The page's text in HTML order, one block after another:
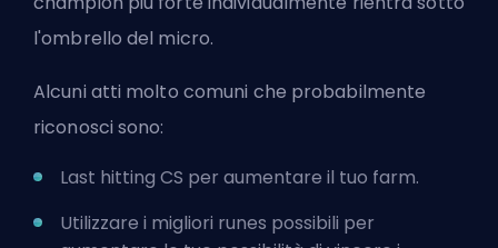
l'ombrello del micro.
Alcuni atti molto comuni che probabilmente
riconosci sono:
Last hitting CS per aumentare il tuo farm.
Utilizzare i migliori runes possibili per